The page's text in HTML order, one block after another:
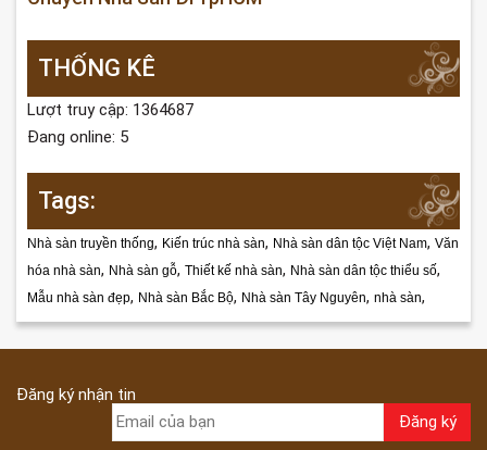
THỐNG KÊ
Lượt truy cập: 1364687
Đang online: 5
Tags:
Nhà sàn truyền thống, Kiến trúc nhà sàn, Nhà sàn dân tộc Việt Nam, Văn
hóa nhà sàn, Nhà sàn gỗ, Thiết kế nhà sàn, Nhà sàn dân tộc thiểu số,
Mẫu nhà sàn đẹp, Nhà sàn Bắc Bộ, Nhà sàn Tây Nguyên, nhà sàn,
Đăng ký nhận tin